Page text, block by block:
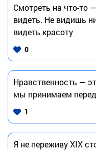
Смотреть на что-то
видеть. Не видишь
видеть красоту
0
Нравственность —
мы принимаем
1
Я не переживу XIX